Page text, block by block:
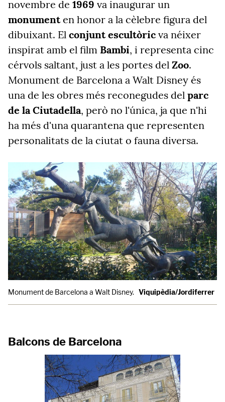
novembre de 1969 va inaugurar un
monumenten honor a la cèlebre figura del
dibuixant. El conjunt escultòric va néixer
inspirat amb el film Bambi, i representa cinc
cérvols saltant, just a les portes del Zoo.
Monument de Barcelona a Walt Disney és
una de les obres més reconegudes del parc
de la Ciutadella, però no l'única, ja que n'hi
ha més d'una quarantena que representen
personalitats de la ciutat o fauna diversa.
Monument de Barcelona a Walt Disney. Viquipèdia/Jordiferrer
Balcons de Barcelona